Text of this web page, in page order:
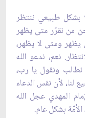
بشكل طبيعي ننتظر
نحن من نقرّر متى يظهر
يظهر ومتى لا يظهر،
نعم، ندعو الله
ونقول يا رب،
لأن نفس الدعاء
المهدي عجل الله
بشكل عام.